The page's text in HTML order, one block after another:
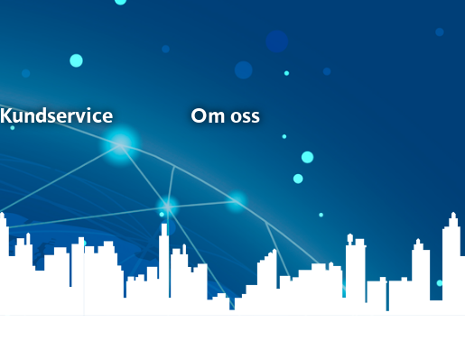
Kundservice Om oss